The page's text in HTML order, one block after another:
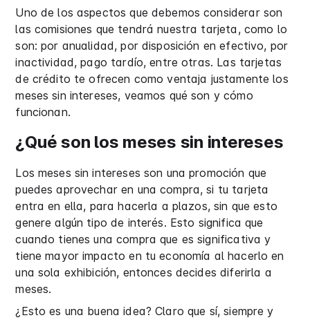
Uno de los aspectos que debemos considerar son
las comisiones que tendrá nuestra tarjeta, como lo
son: por anualidad, por disposición en efectivo, por
inactividad, pago tardío, entre otras. Las tarjetas
de crédito te ofrecen como ventaja justamente los
meses sin intereses, veamos qué son y cómo
funcionan.
¿Qué son los meses sin intereses
Los meses sin intereses son una promoción que
puedes aprovechar en una compra, si tu tarjeta
entra en ella, para hacerla a plazos, sin que esto
genere algún tipo de interés. Esto significa que
cuando tienes una compra que es significativa y
tiene mayor impacto en tu economía al hacerlo en
una sola exhibición, entonces decides diferirla a
meses.
¿Esto es una buena idea? Claro que sí, siempre y